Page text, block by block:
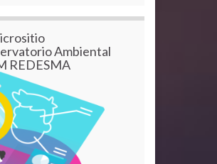
Ambiental
REDESMA